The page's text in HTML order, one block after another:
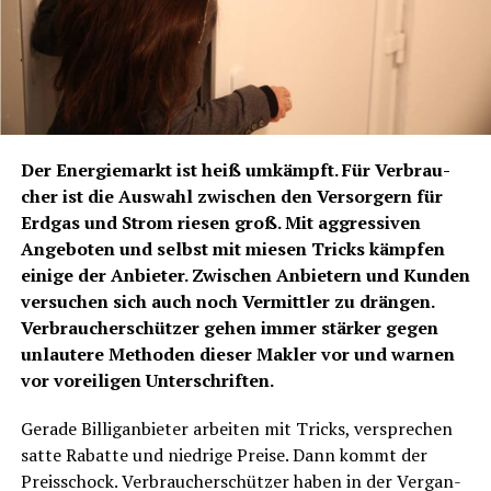
Der Ener­gie­markt ist heiß umkämpft. Für Ver­brau­
cher ist die Aus­wahl zwi­schen den Ver­sor­gern für
Erd­gas und Strom rie­sen groß. Mit aggres­si­ven
Ange­bo­ten und selbst mit mie­sen Tricks kämp­fen
eini­ge der Anbie­ter. Zwi­schen Anbie­tern und Kun­den
ver­su­chen sich auch noch Ver­mitt­ler zu drän­gen.
Ver­brau­cher­schüt­zer gehen immer stär­ker gegen
unlau­te­re Metho­den die­ser Mak­ler vor und war­nen
vor vor­ei­li­gen Unterschriften.
Gera­de Bil­lig­an­bie­ter arbei­ten mit Tricks, ver­spre­chen
sat­te Rabat­te und nied­ri­ge Prei­se. Dann kommt der
Preis­schock. Ver­brau­cher­schüt­zer haben in der Ver­gan­